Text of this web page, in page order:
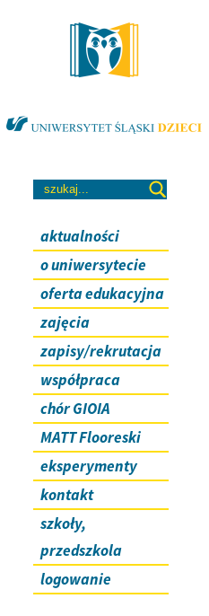
aktualności
o uniwersytecie
oferta edukacyjna
zajęcia
zapisy/rekrutacja
współpraca
chór GIOIA
MATT Flooreski
eksperymenty
kontakt
szkoły,
przedszkola
logowanie